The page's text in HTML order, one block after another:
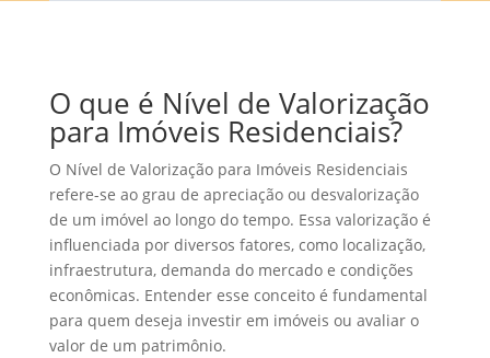
O que é Nível de Valorização
para Imóveis Residenciais?
O Nível de Valorização para Imóveis Residenciais
refere-se ao grau de apreciação ou desvalorização
de um imóvel ao longo do tempo. Essa valorização é
influenciada por diversos fatores, como localização,
infraestrutura, demanda do mercado e condições
econômicas. Entender esse conceito é fundamental
para quem deseja investir em imóveis ou avaliar o
valor de um patrimônio.